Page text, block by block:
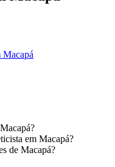
Macapá
Macapá?
em Macapá?
de Macapá?